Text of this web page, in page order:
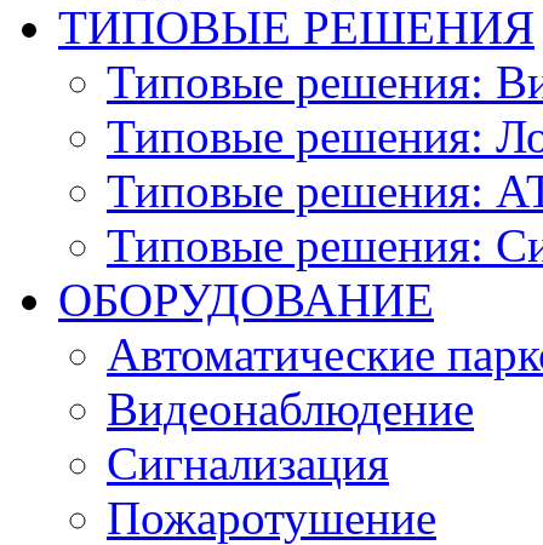
ТИПОВЫЕ РЕШЕНИЯ
Типовые решения:
Типовые решения:
Типовые решения:
Типовые решения:
ОБОРУДОВАНИЕ
Автоматические
Видеонаблюдение
Сигнализация
Пожаротушение